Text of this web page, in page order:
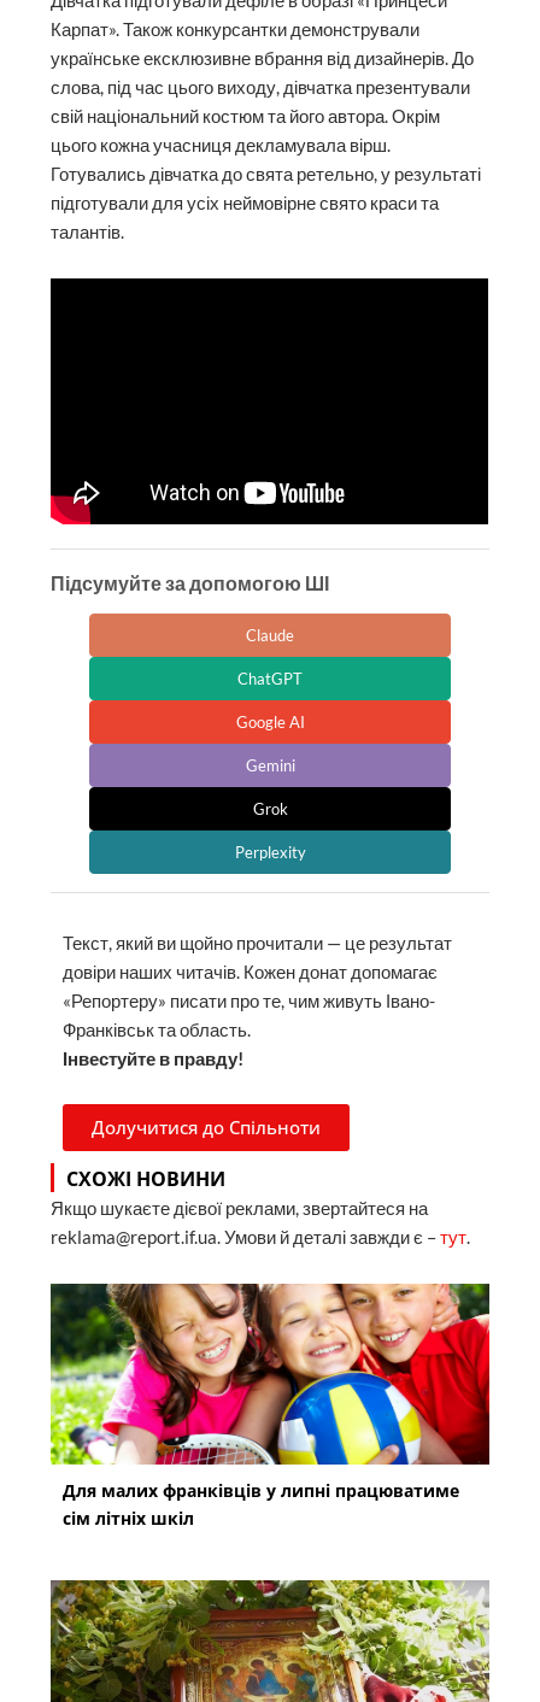
Карпат». Також конкурсантки демонстрували
українське ексклюзивне вбрання від дизайнерів. До
слова, під час цього виходу, дівчатка презентували
свій національний костюм та його автора. Окрім
цього кожна учасниця декламувала вірш.
Готувались дівчатка до свята ретельно, у результаті
підготували для усіх неймовірне свято краси та
талантів.
Підсумуйте за допомогою ШІ
Claude
ChatGPT
Google AI
Gemini
Grok
Perplexity
Текст, який ви щойно прочитали — це результат
довіри наших читачів. Кожен донат допомагає
«Репортеру» писати про те, чим живуть Івано-
Франківськ та область.
Інвестуйте в правду!
Долучитися до Спільноти
СХОЖІ НОВИНИ
Якщо шукаєте дієвої реклами, звертайтеся на
reklama@report.if.ua. Умови й деталі завжди є –тут.
Для малих франківців у липні працюватиме
сім літніх шкіл